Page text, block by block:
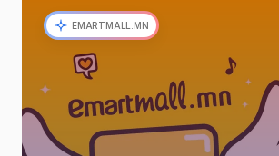
EMARTMALL.MN